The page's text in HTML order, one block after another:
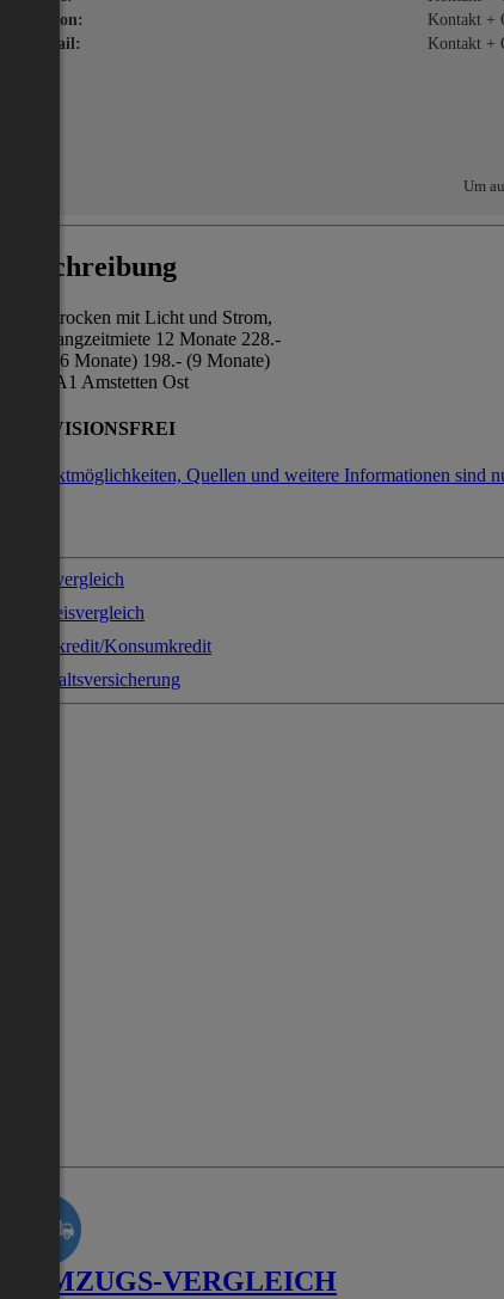
Telefon:
Kontakt +
E-Mail:
Kontakt +
Um
Beschreibung
Halle trocken mit Licht und Strom,
Nur Langzeitmiete 12 Monate 228.-
144.- (6 Monate) 198.- (9 Monate)
Nähe A1 Amstetten Ost
PROVISIONSFREI
Kontaktmöglichkeiten, Quellen und weitere Informationen sind
Stromvergleich
Gaspreisvergleich
Sofortkredit/Konsumkredit
Haushaltsversicherung
UMZUGS-VERGLEICH